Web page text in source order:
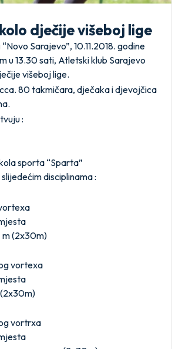
dječije višeboj lige
Sarajevo”, 10.11.2018. godine
u 13.30 sati, Atletski klub Sarajevo
višeboj lige.
80 takmičara, dječaka i djevojčica
:
sporta “Sparta”
disciplinama :
m (2x30m)
vortexa
vortrxa